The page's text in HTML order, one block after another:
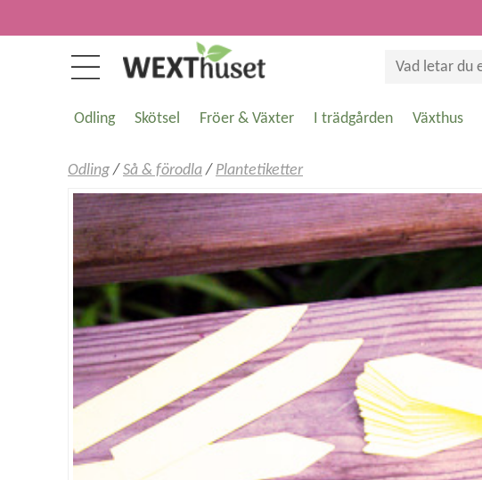
Odling Skötsel Fröer & Växter I trädgården Växthus
Odling/ Så & förodla/ Plantetiketter